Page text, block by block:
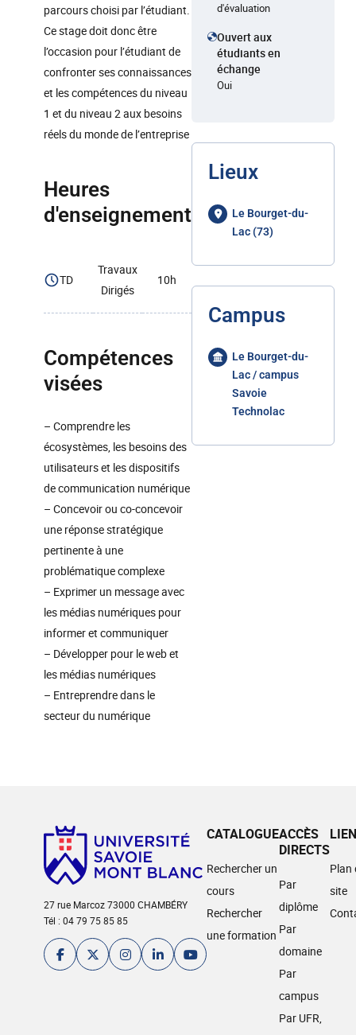
parcours choisi par l’étudiant.
Ce stage doit donc être
l’occasion pour l’étudiant de
confronter ses connaissances
et les compétences du niveau
1 et du niveau 2 aux besoins
réels du monde de l’entreprise
Heures
d'enseignement
TD
Travaux
Dirigés
10h
Compétences
visées
– Comprendre les
écosystèmes, les besoins des
utilisateurs et les dispositifs
de communication numérique
– Concevoir ou co-concevoir
une réponse stratégique
pertinente à une
problématique complexe
– Exprimer un message avec
les médias numériques pour
informer et communiquer
– Développer pour le web et
les médias numériques
– Entreprendre dans le
secteur du numérique
d'évaluation
Ouvert aux
étudiants en
échange
Oui
Lieux
Le Bourget-du-
Lac (73)
Campus
Le Bourget-du-
Lac / campus
Savoie
Technolac
27 rue Marcoz 73000 CHAMBÉRY
Tél : 04 79 75 85 85
CATALOGUE
Rechercher un
cours
Rechercher
une formation
ACCÈS
DIRECTS
Par
diplôme
Par
domaine
Par
campus
Par UFR,
Plan
site